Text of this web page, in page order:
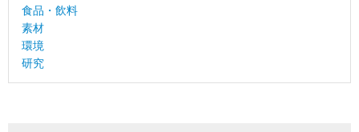
食品・飲料
素材
環境
研究